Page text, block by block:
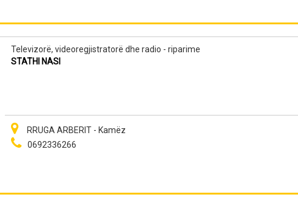
Televizorë, videoregjistratorë dhe radio - riparime
STATHI NASI
RRUGA ARBERIT - Kamëz
0692336266